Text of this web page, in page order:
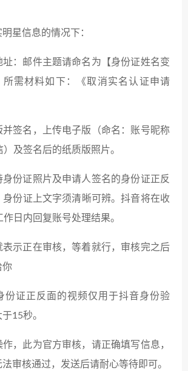
星信息的情况下：
址：邮件主题请命名为【身份证姓名变
所需材料如下：《取消实名认证申请
并签名，上传电子版（命名：账号昵称
及签名后的纸质版照片。
身份证照片及申请人签名的身份证正反
身份证上文字须清晰可辨。抖音将在收
日内回复账号处理结果。
表示正在审核，等着就行，审核完之后
你
份证正反面的视频仅用于抖音身份验
15秒。
，此为官方审核，请正确填写信息，
审核通过，发送后请耐心等待即可。